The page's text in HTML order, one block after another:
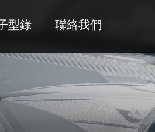
型錄 聯絡我們